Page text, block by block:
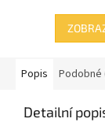
Popis Podobné
Detailní